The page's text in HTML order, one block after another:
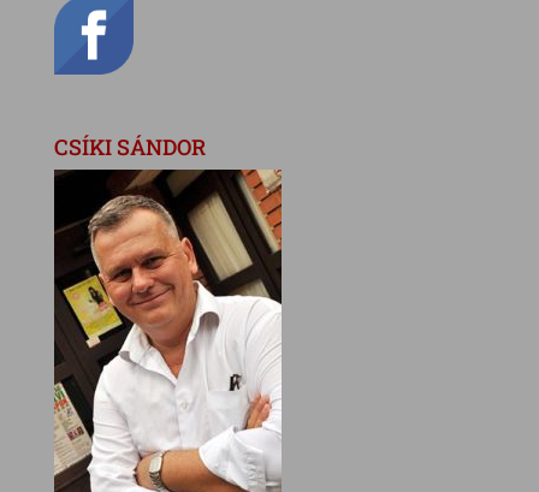
CSÍKI SÁNDOR